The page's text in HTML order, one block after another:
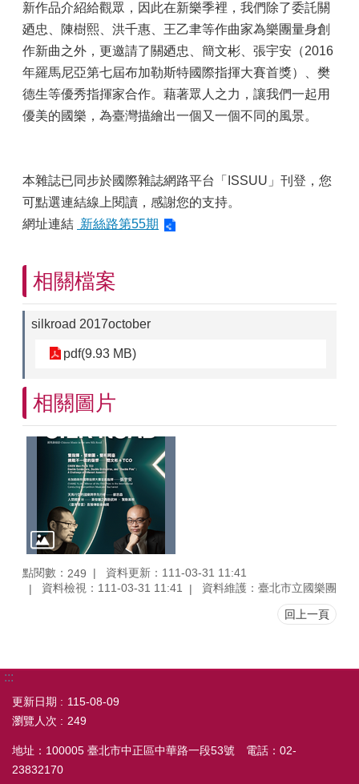
新作品介紹給觀眾，因此在新樂季裡，我們除了委託關
廼忠、陳樹熙、洪千惠、王乙聿等作曲家為樂團量身創
作新曲之外，更邀請了關廼忠、簡文彬、張宇安（2016
年羅馬尼亞第七屆布加勒斯特國際指揮大賽首獎）、樊
德生等優秀指揮家合作。藉著眾人之力，讓我們一起用
優美的國樂，為臺灣描繪出一個又一個不同的風景。
本雜誌已同步於國際雜誌網路平台「ISSUU」刊登，您
可點選連結線上閱讀，感謝您的支持。
網址連結 新絲路第55期
相關檔案
silkroad 2017october
pdf(9.93 MB)
相關圖片
點閱數： 249
資料更新：111-03-31 11:41
資料檢視：111-03-31 11:41
資料維護：臺北市立國樂團
回上一頁
:::
更新日期
115-08-09
瀏覽人次
249
地址：100005 臺北市中正區中華路一段53號 電話：02-
23832170